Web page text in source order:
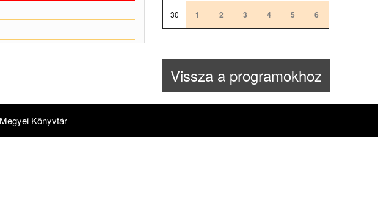
30 1 2 3 4 5 6
Vissza a programokhoz
Könyvtár